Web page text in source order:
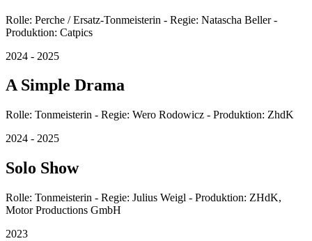
Rolle: Perche / Ersatz-Tonmeisterin - Regie: Natascha Beller -
Produktion: Catpics
2024 - 2025
A Simple Drama
Rolle: Tonmeisterin - Regie: Wero Rodowicz - Produktion: ZhdK
2024 - 2025
Solo Show
Rolle: Tonmeisterin - Regie: Julius Weigl - Produktion: ZHdK,
Motor Productions GmbH
2023